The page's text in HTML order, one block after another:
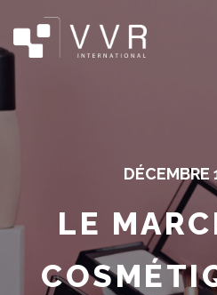
DÉCEMBRE
LE